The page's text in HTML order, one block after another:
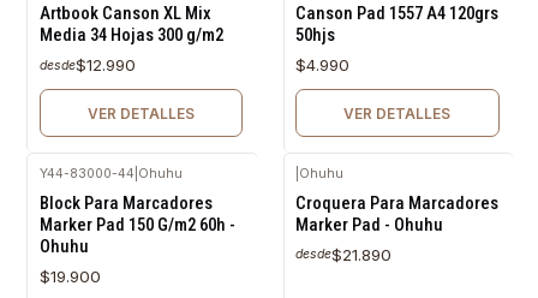
Artbook Canson XL Mix
Media 34 Hojas 300 g/m2
desde$12.990
VER DETALLES
Canson Pad 1557 A4 120grs
50hjs
$4.990
VER DETALLES
Y44-83000-44 Ohuhu
Block Para Marcadores
Marker Pad 150 G/m2 60h -
Ohuhu
$19.900
Ohuhu
Croquera Para Marcadores
Marker Pad - Ohuhu
desde$21.890